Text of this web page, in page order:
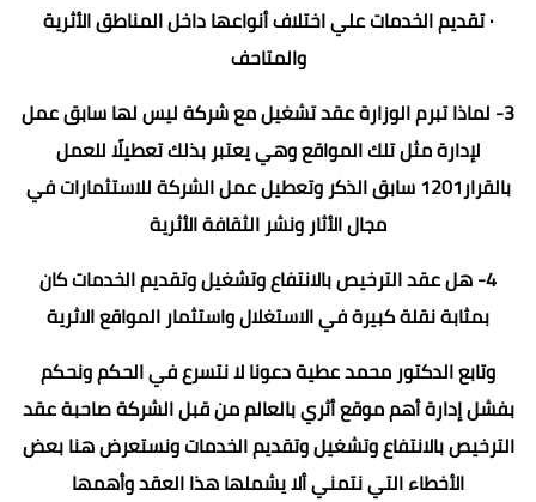
· تقديم الخدمات علي اختلاف أنواعها داخل المناطق الأثرية
والمتاحف
3- لماذا تبرم الوزارة عقد تشغيل مع شركة ليس لها سابق عمل
لإدارة مثل تلك المواقع وهي يعتبر بذلك تعطيلًا للعمل
بالقرار1201 سابق الذكر وتعطيل عمل الشركة للاستثمارات في
مجال الأثار ونشر الثقافة الأثرية
4- هل عقد الترخيص بالانتفاع وتشغيل وتقديم الخدمات كان
بمثابة نقلة كبيرة في الاستغلال واستثمار المواقع الاثرية
وتابع الدكتور محمد عطية دعونا لا نتسرع في الحكم ونحكم
بفشل إدارة أهم موقع أثري بالعالم من قبل الشركة صاحبة عقد
الترخيص بالانتفاع وتشغيل وتقديم الخدمات ونستعرض هنا بعض
الأخطاء التي نتمني ألا يشملها هذا العقد وأهمها